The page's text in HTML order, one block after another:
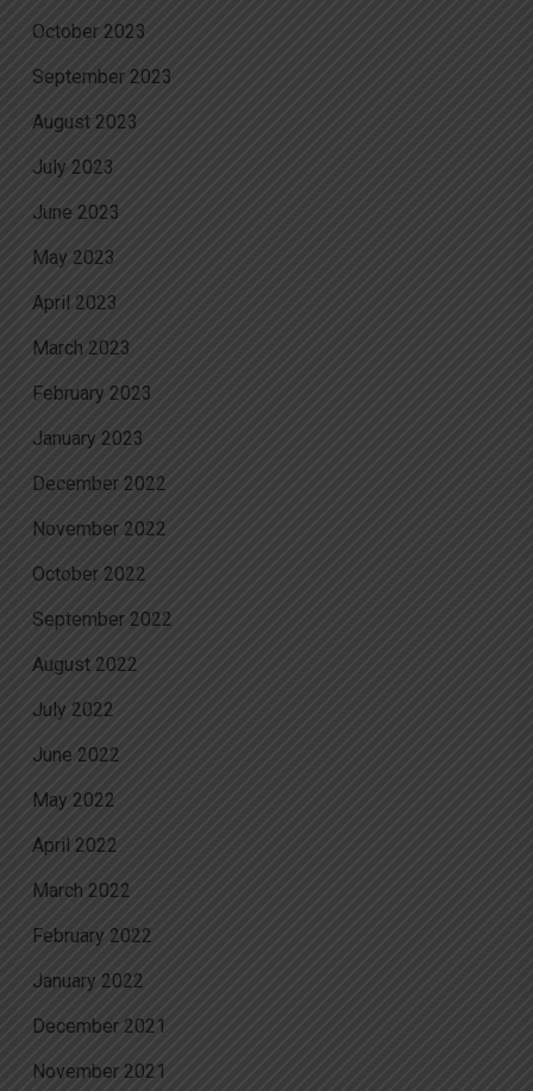
October 2023
September 2023
August 2023
July 2023
June 2023
May 2023
April 2023
March 2023
February 2023
January 2023
December 2022
November 2022
October 2022
September 2022
August 2022
July 2022
June 2022
May 2022
April 2022
March 2022
February 2022
January 2022
December 2021
November 2021